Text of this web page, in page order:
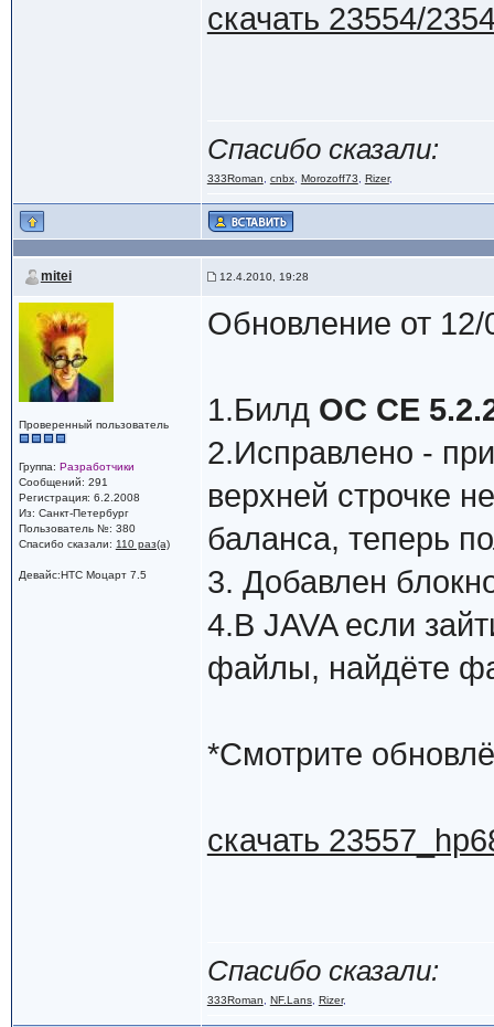
скачать 23554/
Спасибо сказали:
333Roman cnbx, Morozoff73 Rizer,
mitei 12.4.2010, 19:28
Проверенный пользователь
Группа: Разработчики
Сообщений: 291
Регистрация: 6.2.2008
Из: Санкт-Петербург
Пользователь №: 380
Спасибо сказали: 110 раз(а)
Девайс:HTC Моцарт 7.5
Обновление от 12/
1.Билд ОС СЕ
2.Исправлено -
верхней строчке
баланса, теперь
3. Добавлен
4.В JAVA если
файлы, найдёте
*Смотрите
скачать
Спасибо сказали:
333Roman NF.Lans, Rizer,